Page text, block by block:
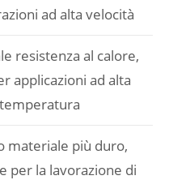
ad alta velocità
resistenza al calore,
applicazioni ad alta
temperatura
materiale più duro,
per la lavorazione di